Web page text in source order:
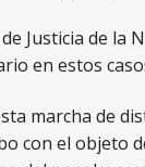
Justicia de
en estos
marcha de
con el